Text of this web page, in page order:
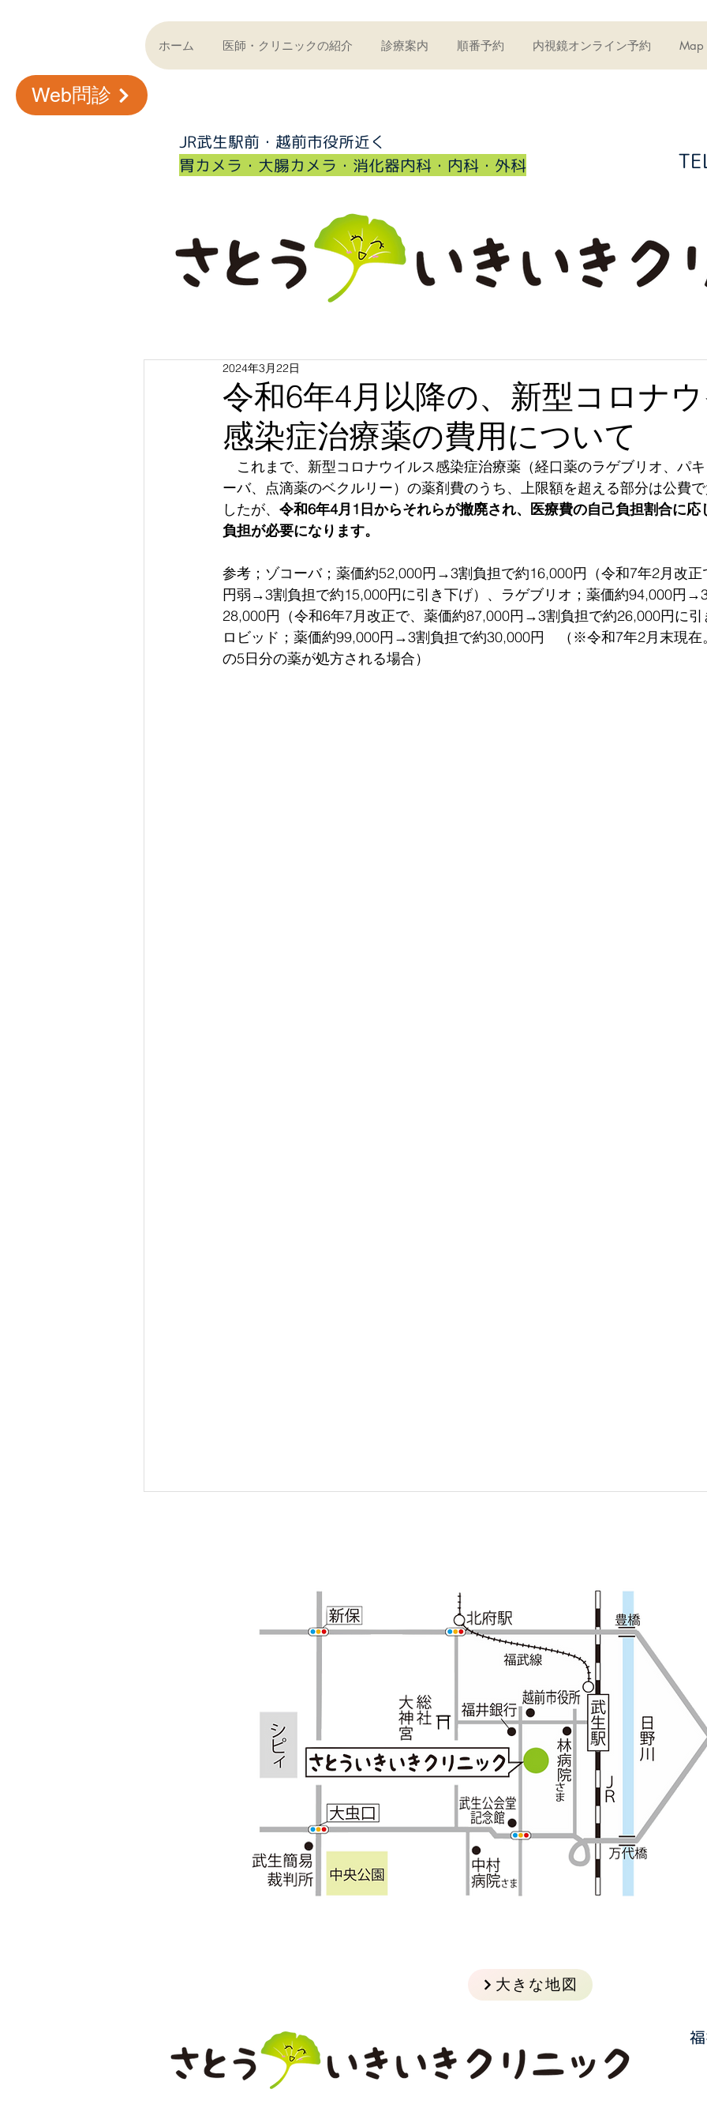
Web問診
ホーム 医師・クリニックの紹介 診療案内 順番予約 内視鏡オンライン予約 Map
JR武生駅前・越前市役所近く
​胃カメラ・大腸カメラ・消化器内科・内科・外科
令和6年4月以降の、新型コロナ
感染症治療薬の費用について
2024年3月22日
これまで、 新型コロナウイルス感染症治療薬（経口薬のラゲブリオ、パ
ーバ、点滴薬のベクルリー）の薬剤費のうち、上限額を超える部分は公費
したが、 令和6年4月1日からそれらが撤廃され、医療費の自己負担割合に応
負担が必要になります。
参考；ゾコーバ；薬価約52,000円→3割負担で約16,000円（令和7年2月改正
円弱→3割負担で約15,000円に引き下げ）、ラゲブリオ；薬価約94,000円
28,000円（令和6年7月改正で、薬価約87,000円→3割負担で約26,000円に引
ロビッド；薬価約99,000円→3割負担で約30,000円　（※令和7年2月末現在
の5日分の薬が処方される場合）
大きな地図